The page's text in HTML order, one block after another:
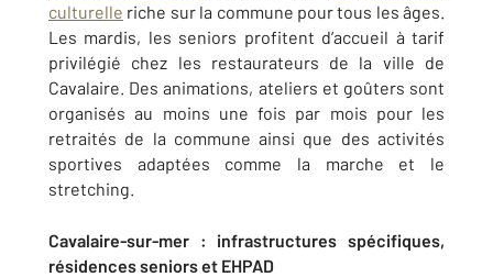
culturelle riche sur la commune pour tous les âges.
Les mardis, les seniors profitent d’accueil à tarif
privilégié chez les restaurateurs de la ville de
Cavalaire. Des animations, ateliers et goûters sont
organisés au moins une fois par mois pour les
retraités de la commune ainsi que des activités
sportives adaptées comme la marche et le
stretching.
Cavalaire-sur-mer : infrastructures spécifiques,
résidences seniors et EHPAD